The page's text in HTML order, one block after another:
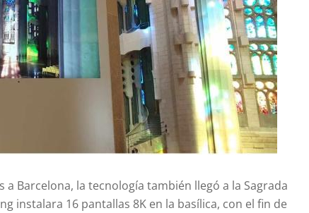
a Barcelona, la tecnología también llegó a la Sagrada
instalara 16 pantallas 8K en la basílica, con el fin de